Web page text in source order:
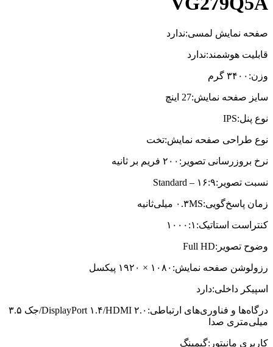
صفحه نمایش لمسی:ندارد
قابلیت هوشمند:ندارد
وزن:۳۴۰۰ گرم
سایز صفحه نمایش:27 اینچ
نوع پنل:IPS
نوع طراحی صفحه نمایش:تخت
نرخ بروزرسانی تصویر:۲۰۰ فریم بر ثانیه
نسبت تصویر:۱۶:۹ – Standard
زمان پاسخ‌گویی:۰.۳MS میلی‌ثانیه
کنتراست استاتیک:۱۰۰۰:۱
وضوح تصویر:Full HD
رزولوشن صفحه نمایش:۱۰۸۰ × ۱۹۲۰ پیکسل
اسپیکر داخلی:دارد
درگاه‌ها و فناوری‌های ارتباطی:DisplayPort ۱.۴/HDMI ۲.۰/جک ۳.۵
میلی‌متری صدا
کاربری مانیتور:گیمینگ